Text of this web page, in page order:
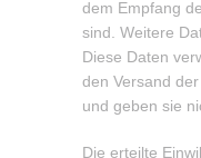
dem Empfang
sind. Weitere
Diese Daten
den Versand
und geben sie
Die erteilte